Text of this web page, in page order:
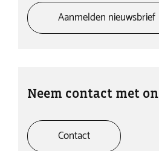
Aanmelden nieuwsbrief
Neem contact met
Contact